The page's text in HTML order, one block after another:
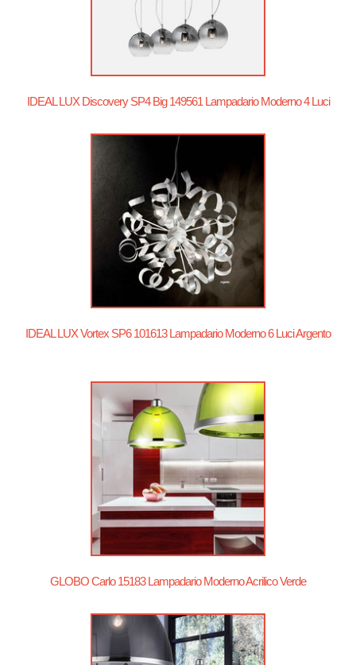
IDEAL LUX Discovery SP4 Big 149561 Lampadario Moderno 4 Luci
IDEAL LUX Vortex SP6 101613 Lampadario Moderno 6 Luci Argento
GLOBO Carlo 15183 Lampadario Moderno Acrilico Verde